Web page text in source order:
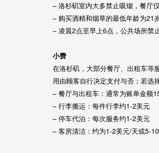
– 洛杉矶室内大多禁止吸烟，餐厅
– 购买酒精和烟草的最低年龄为21
– 凌晨2点至早上6点，公共场所禁
小费
在洛杉矶，大部分餐厅、出租车等
用由顾客自行决定支付与否；若选
– 餐厅与出租车：通常为账单金额
– 行李搬运：每件行李约1-2美元
– 停车代泊：每次服务约1-2美元
– 客房清洁：约为1-2美元/天或5-